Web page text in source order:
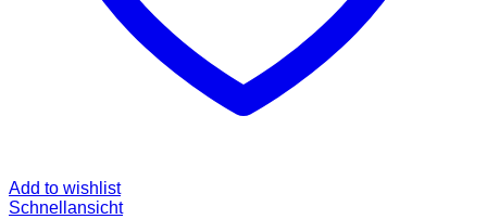
Add to wishlist
Schnellansicht